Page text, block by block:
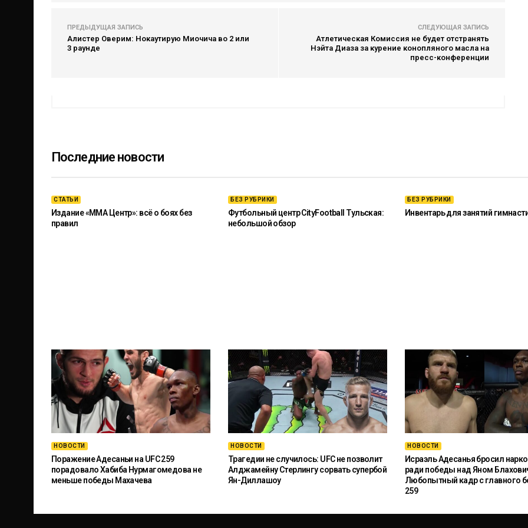
ПРЕДЫДУЩАЯ ЗАПИСЬ
Алистер Оверим: Нокаутирую Миочича во 2 или
3 раунде
СЛЕДУЮЩАЯ ЗАПИСЬ
Атлетическая Комиссия не будет отстранять
Нэйта Диаза за курение конопляного масла на
пресс-конференции
Последние новости
СТАТЬИ
Издание «ММА Центр»: всё о боях без
правил
БЕЗ РУБРИКИ
Футбольный центр CityFootball Тульская:
небольшой обзор
БЕЗ РУБРИКИ
Инвентарь для занятий
НОВОСТИ
Поражение Адесаньи на UFC 259
порадовало Хабиба Нурмагомедова не
меньше победы Махачева
НОВОСТИ
Трагедии не случилось: UFC не позволит
Алджамейну Стерлингу сорвать супербой
Ян-Диллашоу
НОВОСТИ
Исраэль Адесанья бросил
ради победы над Яном
Любопытный кадр с главного
259